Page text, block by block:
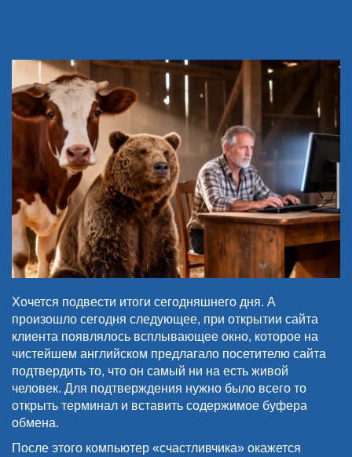
Хочется подвести итоги сегодняшнего дня. А
произошло сегодня следующее, при открытии сайта
клиента появлялось всплывающее окно, которое на
чистейшем английском предлагало посетителю сайта
подтвердить то, что он самый ни на есть живой
человек. Для подтверждения нужно было всего то
открыть терминал и вставить содержимое буфера
обмена.
После этого компьютер «счастливчика» окажется